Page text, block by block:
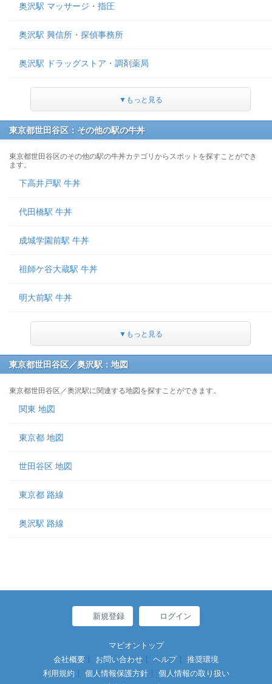
奥沢駅 マッサージ・指圧
奥沢駅 興信所・探偵事務所
奥沢駅 ドラッグストア・調剤薬局
▼もっと見る
東京都世田谷区：その他の駅の牛丼
東京都世田谷区のその他の駅の牛丼カテゴリからスポットを探すことができ
ます。
下高井戸駅 牛丼
代田橋駅 牛丼
成城学園前駅 牛丼
祖師ケ谷大蔵駅 牛丼
明大前駅 牛丼
▼もっと見る
東京都世田谷区／奥沢駅：地図
東京都世田谷区／奥沢駅に関連する地図を探すことができます。
関東 地図
東京都 地図
世田谷区 地図
東京都 路線
奥沢駅 路線
新規登録 ログイン
マピオントップ
会社概要
お問い合わせ ヘルプ
推奨環境
利用規約
個人情報保護方針
個人情報の取り扱い